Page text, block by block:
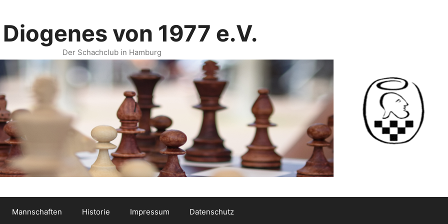
Diogenes von 1977 e.V.
Der Schachclub in Hamburg
Mannschaften Historie Impressum Datenschutz